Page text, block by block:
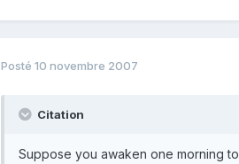
Posté 10 novembre 2007
Citation
Suppose you awaken one morning to